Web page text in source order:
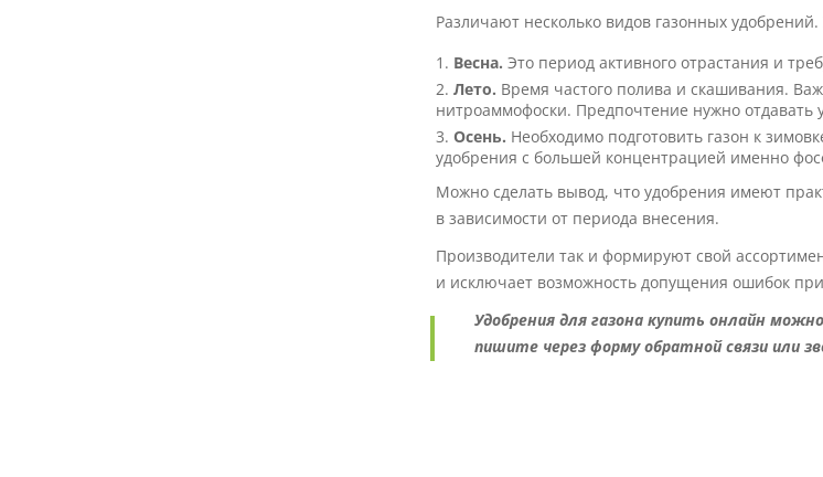
Различают несколько видов газонных
Весна. Это период активного отрастания и
Лето. Время частого полива и скашивания.
нитроаммофоски. Предпочтение нужно
Осень. Необходимо подготовить газон к
удобрения с большей концентрацией именно
Можно сделать вывод, что удобрения имеют
в зависимости от периода внесения.
Производители так и формируют свой
и исключает возможность допущения ошибок
Удобрения для газона купить онлайн
пишите через форму обратной связи или